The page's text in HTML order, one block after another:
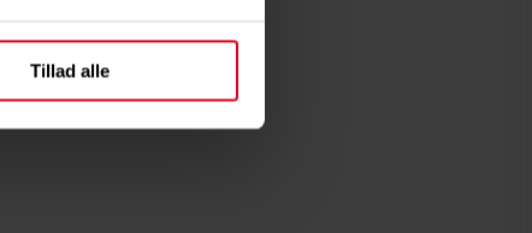
Tillad alle